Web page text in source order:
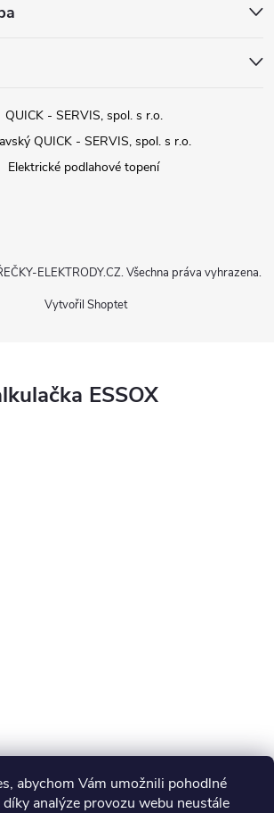
abychom Vám umožnili pohodlné
analýze provozu webu neustále
QUICK - SERVIS, spol. s r.o.
QUICK - SERVIS, spol. s r.o.
Elektrické podlahové topení
Vytvořil Shoptet
ELEKTRODY.CZ. Všechna práva vyhrazena.
ESSOX